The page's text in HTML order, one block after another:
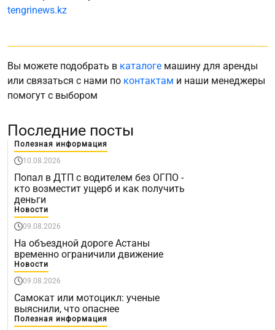
tengrinews.kz
Вы можете подобрать в каталоге машину для аренды
или связаться с нами по контактам и наши менеджеры
помогут с выбором
Последние посты
Полезная информация
10.08.2026
Попал в ДТП с водителем без ОГПО -
кто возместит ущерб и как получить
деньги
Новости
09.08.2026
На объездной дороге Астаны
временно ограничили движение
Новости
09.08.2026
Самокат или мотоцикл: ученые
выяснили, что опаснее
Полезная информация